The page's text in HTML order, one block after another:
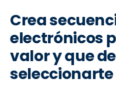
Crea
electrónicos
valor y que
seleccionarte